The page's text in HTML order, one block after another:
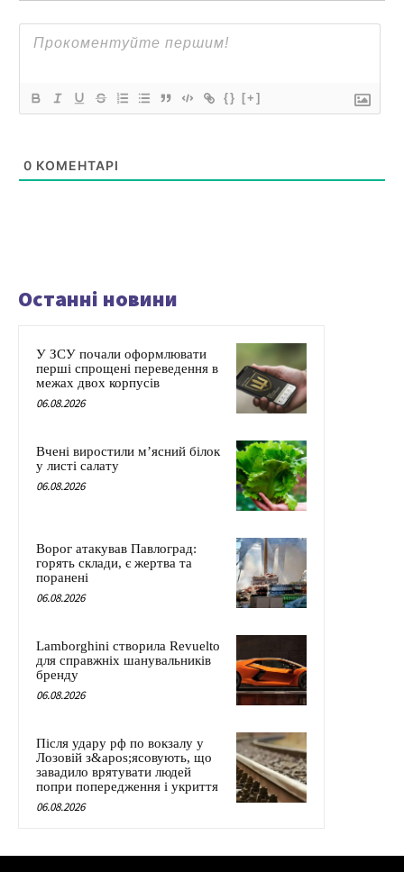
{} [+]
0 КОМЕНТАРІ
Останні новини
У ЗСУ почали оформлювати
перші спрощені переведення в
межах двох корпусів
06.08.2026
Вчені виростили м’ясний білок
у листі салату
06.08.2026
Ворог атакував Павлоград:
горять склади, є жертва та
поранені
06.08.2026
Lamborghini створила Revuelto
для справжніх шанувальників
бренду
06.08.2026
Після удару рф по вокзалу у
Лозовій з&apos;ясовують, що
завадило врятувати людей
попри попередження і укриття
06.08.2026